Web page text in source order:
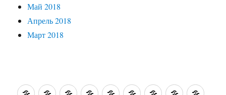
Май 2018
Апрель 2018
Март 2018
О ЖитейскиеИнтересныеПутешествия
СвятыеЗарубежные
Кино,На